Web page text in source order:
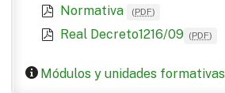
Normativa (PDF)
Real Decreto1216/09 (PDF)
Módulos y unidades formativas